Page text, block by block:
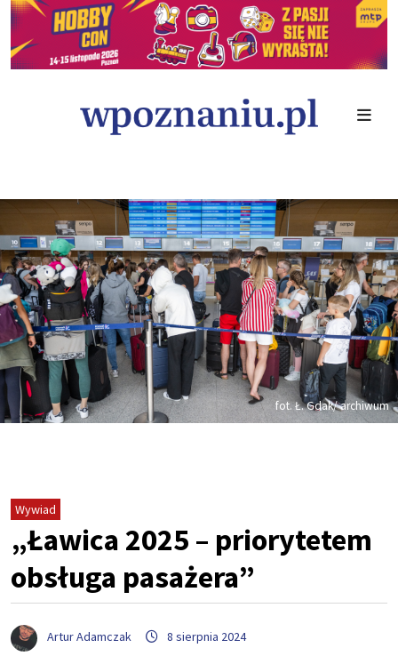
fot. Ł. Gdak/ archiwum
Wywiad
„Ławica 2025 – priorytetem
obsługa pasażera”
Artur Adamczak 8 sierpnia 2024